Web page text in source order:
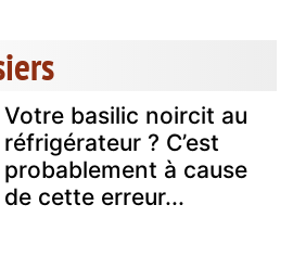
Votre basilic noircit au
réfrigérateur ? C’est
probablement à cause
de cette erreur...